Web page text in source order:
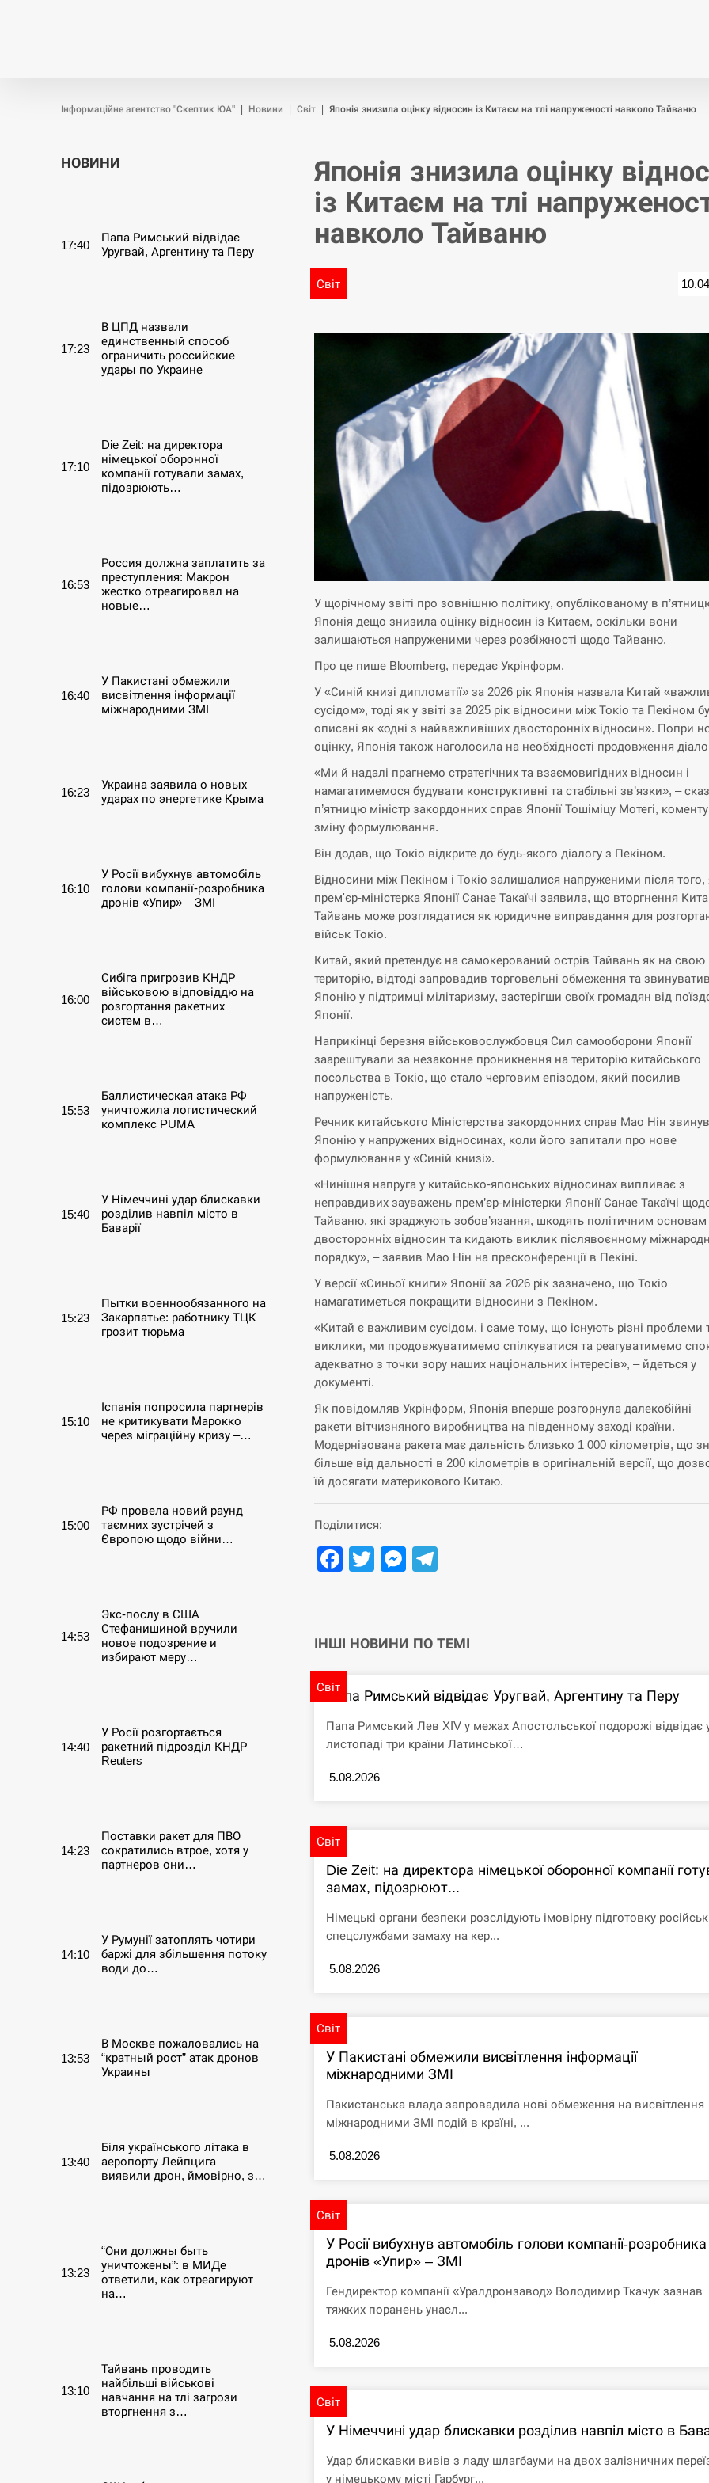
Інформаційне агентство "Скептик ЮА" Новини Світ Японія знизила оцінку відносин із Китаєм на тлі напруженості навколо Тайваню
НОВИНИ
17:40
Папа Римський відвідає
Уругвай, Аргентину та Перу
17:23
В ЦПД назвали
единственный способ
ограничить российские
удары по Украине
17:10
Die Zeit: на директора
німецької оборонної
компанії готували замах,
підозрюють…
16:53
Россия должна заплатить за
преступления: Макрон
жестко отреагировал на
новые…
16:40
У Пакистані обмежили
висвітлення інформації
міжнародними ЗМІ
16:23
Украина заявила о новых
ударах по энергетике Крыма
16:10
У Росії вибухнув автомобіль
голови компанії-розробника
дронів «Упир» – ЗМІ
16:00
Сибіга пригрозив КНДР
військовою відповіддю на
розгортання ракетних
систем в…
15:53
Баллистическая атака РФ
уничтожила логистический
комплекс PUMA
15:40
У Німеччині удар блискавки
розділив навпіл місто в
Баварії
15:23
Пытки военнообязанного на
Закарпатье: работнику ТЦК
грозит тюрьма
15:10
Іспанія попросила партнерів
не критикувати Марокко
через міграційну кризу –…
15:00
РФ провела новий раунд
таємних зустрічей з
Європою щодо війни…
14:53
Экс-послу в США
Стефанишиной вручили
новое подозрение и
избирают меру…
14:40
У Росії розгортається
ракетний підрозділ КНДР –
Reuters
14:23
Поставки ракет для ПВО
сократились втрое, хотя у
партнеров они…
14:10
У Румунії затоплять чотири
баржі для збільшення потоку
води до…
13:53
В Москве пожаловались на
“кратный рост” атак дронов
Украины
13:40
Біля українського літака в
аеропорту Лейпцига
виявили дрон, ймовірно, з…
13:23
“Они должны быть
уничтожены”: в МИДе
ответили, как отреагируют
на…
13:10
Тайвань проводить
найбільші військові
навчання на тлі загрози
вторгнення з…
Японія знизила оцінку
із Китаєм на тлі
навколо Тайваню
Світ
У щорічному звіті про зовнішню політику, опублікованому в
Японія дещо знизила оцінку відносин із Китаєм, оскільки вони
залишаються напруженими через розбіжності щодо Тайваню.
Про це пише Bloomberg, передає Укрінформ.
У «Синій книзі дипломатії» за 2026 рік Японія назвала Китай
сусідом», тоді як у звіті за 2025 рік відносини між Токіо та Пекіном
описані як «одні з найважливіших двосторонніх відносин». Попри
оцінку, Японія також наголосила на необхідності продовження
«Ми й надалі прагнемо стратегічних та взаємовигідних відносин і
намагатимемося будувати конструктивні та стабільні зв’язки», –
п’ятницю міністр закордонних справ Японії Тошіміцу Мотегі,
зміну формулювання.
Він додав, що Токіо відкрите до будь-якого діалогу з Пекіном.
Відносини між Пекіном і Токіо залишалися напруженими після того,
прем'єр-міністерка Японії Санае Такаїчі заявила, що вторгнення
Тайвань може розглядатися як юридичне виправдання для
військ Токіо.
Китай, який претендує на самокерований острів Тайвань як на свою
територію, відтоді запровадив торговельні обмеження та звинуватив
Японію у підтримці мілітаризму, застерігши своїх громадян від
Японії.
Наприкінці березня військовослужбовця Сил самооборони Японії
заарештували за незаконне проникнення на територію китайського
посольства в Токіо, що стало черговим епізодом, який посилив
напруженість.
Речник китайського Міністерства закордонних справ Мао Нін
Японію у напружених відносинах, коли його запитали про нове
формулювання у «Синій книзі».
«Нинішня напруга у китайсько-японських відносинах випливає з
неправдивих зауважень прем’єр-міністерки Японії Санае Такаїчі
Тайваню, які зраджують зобов’язання, шкодять політичним основам
двосторонніх відносин та кидають виклик післявоєнному
порядку», – заявив Мао Нін на пресконференції в Пекіні.
У версії «Синьої книги» Японії за 2026 рік зазначено, що Токіо
намагатиметься покращити відносини з Пекіном.
«Китай є важливим сусідом, і саме тому, що існують різні проблеми
виклики, ми продовжуватимемо спілкуватися та реагуватимемо
адекватно з точки зору наших національних інтересів», – йдеться у
документі.
Як повідомляв Укрінформ, Японія вперше розгорнула далекобійні
ракети вітчизняного виробництва на південному заході країни.
Модернізована ракета має дальність близько 1 000 кілометрів, що
більше від дальності в 200 кілометрів в оригінальній версії, що
їй досягати материкового Китаю.
Поділитися:
Facebook
TwitterMessenger
ІНШІ НОВИНИ ПО ТЕМІ
Світ
Папа Римський відвідає Уругвай, Аргентину та Перу
Папа Римський Лев XIV у межах Апостольської подорожі відвідає
листопаді три країни Латинської…
5.08.2026
Світ
Die Zeit: на директора німецької оборонної компанії
замах, підозрюют...
Німецькі органи безпеки розслідують імовірну підготовку
спецслужбами замаху на кер...
5.08.2026
Світ
У Пакистані обмежили висвітлення інформації
міжнародними ЗМІ
Пакистанська влада запровадила нові обмеження на висвітлення
міжнародними ЗМІ подій в країні, ...
5.08.2026
Світ
У Росії вибухнув автомобіль голови компанії-розробника
дронів «Упир» – ЗМІ
Гендиректор компанії «Уралдронзавод» Володимир Ткачук зазнав
тяжких поранень унасл...
5.08.2026
Світ
У Німеччині удар блискавки розділив навпіл місто в
Удар блискавки вивів з ладу шлагбауми на двох залізничних
у німецькому місті Гарбург...